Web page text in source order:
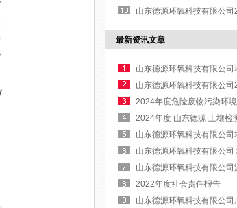
最新资讯文章
2024年度 山东德源 土壤检
2022年度社会责任报告